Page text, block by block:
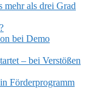
mehr als drei Grad
bei Demo
– bei Verstößen
Förderprogramm